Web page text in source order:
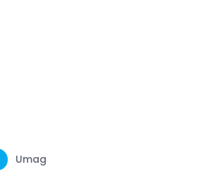
Umag